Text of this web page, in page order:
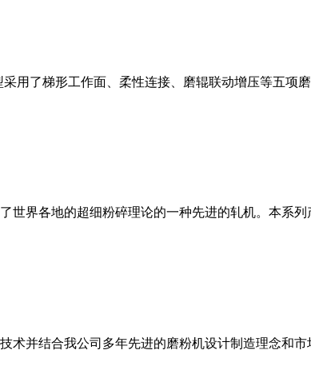
用了梯形工作面、柔性连接、磨辊联动增压等五项
界各地的超细粉碎理论的一种先进的轧机。本系
并结合我公司多年先进的磨粉机设计制造理念和